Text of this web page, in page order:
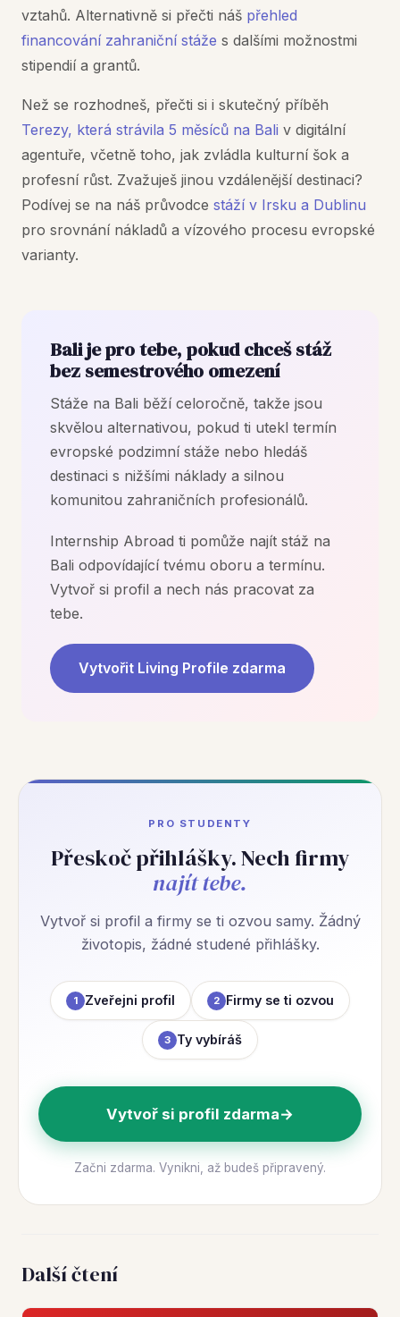
vztahů. Alternativně si přečti náš přehled
financování zahraniční stáže s dalšími možnostmi
stipendií a grantů.
Než se rozhodneš, přečti si i skutečný příběh
Terezy, která strávila 5 měsíců na Bali v digitální
agentuře, včetně toho, jak zvládla kulturní šok a
profesní růst. Zvažuješ jinou vzdálenější destinaci?
Podívej se na náš průvodce stáží v Irsku a Dublinu
pro srovnání nákladů a vízového procesu evropské
varianty.
Bali je pro tebe, pokud chceš stáž
bez semestrového omezení
Stáže na Bali běží celoročně, takže jsou
skvělou alternativou, pokud ti utekl termín
evropské podzimní stáže nebo hledáš
destinaci s nižšími náklady a silnou
komunitou zahraničních profesionálů.
Internship Abroad ti pomůže najít stáž na
Bali odpovídající tvému oboru a termínu.
Vytvoř si profil a nech nás pracovat za
tebe.
Vytvořit Living Profile zdarma
PRO STUDENTY
Přeskoč přihlášky. Nech firmy
najít tebe.
Vytvoř si profil a firmy se ti ozvou samy. Žádný
životopis, žádné studené přihlášky.
1 Zveřejni profil 2 Firmy se ti ozvou
3 Ty vybíráš
Vytvoř si profil zdarma→
Začni zdarma. Vynikni, až budeš připravený.
Další čtení